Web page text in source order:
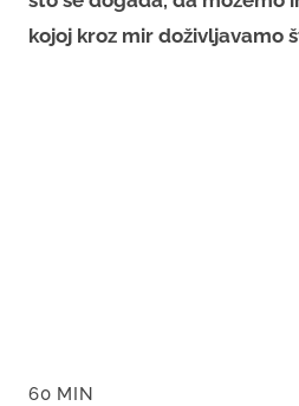
kojoj kroz mir doživljavamo
60 MIN